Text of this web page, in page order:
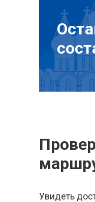
Увидеть